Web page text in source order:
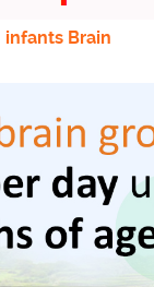
infants Brain